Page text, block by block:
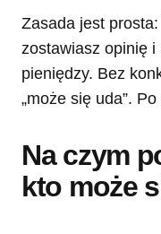
Zasada jest
zostawiasz opinię
pieniędzy. Bez
„może się uda”.
Na czym
kto może